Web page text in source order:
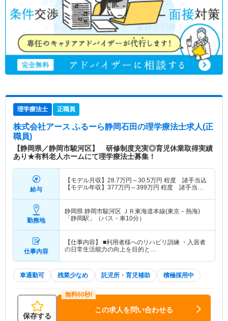
理学療法士 正職員
株式会社アース ふるーら静岡石田の理学療法士求人(正
職員)
【静岡県／静岡市駿河区】 研修制度充実◎育児休業取得実績
あり★有料老人ホームにて理学療法士募集！
給与
【モデル月収】 28.7万円～30.5万円 程度 諸手当込
【モデル年収】 377万円～399万円 程度 諸手当・
勤務地
静岡県 静岡市駿河区 ＪＲ東海道本線(東京－熱海)
「静岡駅」（バス・車10分）
仕事内容
【仕事内容】 ■利用者様へのリハビリ訓練 ・入居者
の日常生活能力の向上を目的と…
車通勤可 残業少なめ 託児所・育児補助 積極採用中
保存する
この求人を問い合わせる